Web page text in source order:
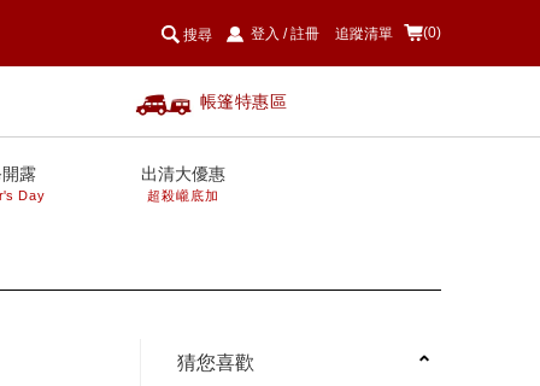
(0)
登入 / 註冊 追蹤清單
帳篷特惠區
搜尋
露
Day
出清大優惠
超殺巄底加
猜您喜歡